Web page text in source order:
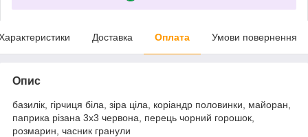
Доставка Оплата Умови повернення
Опис
базилік, гірчиця біла, зіра ціла, коріандр половинки, майоран,
паприка різана 3х3 червона, перець чорний горошок,
розмарин, часник гранули